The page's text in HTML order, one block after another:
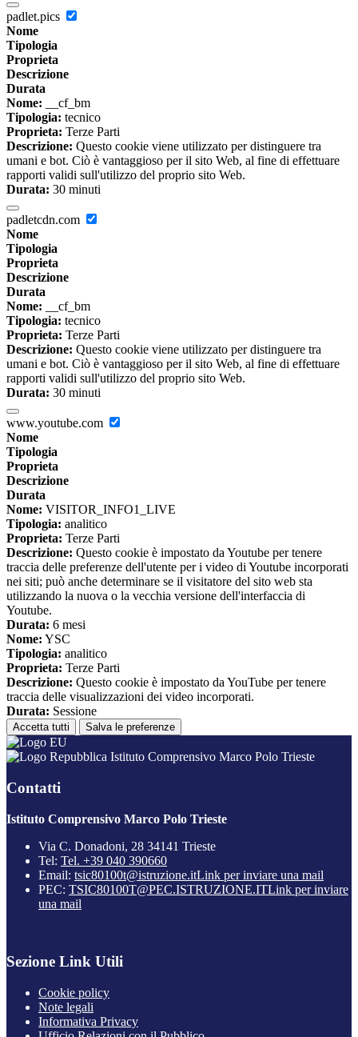
padlet.pics
Nome
Tipologia
Proprieta
Descrizione
Durata
Nome: __cf_bm
Tipologia: tecnico
Proprieta: Terze Parti
Descrizione: Questo cookie viene utilizzato per distinguere tra
umani e bot. Ciò è vantaggioso per il sito Web, al fine di effettuare
rapporti validi sull'utilizzo del proprio sito Web.
Durata: 30 minuti
padletcdn.com
Nome
Tipologia
Proprieta
Descrizione
Durata
Nome: __cf_bm
Tipologia: tecnico
Proprieta: Terze Parti
Descrizione: Questo cookie viene utilizzato per distinguere tra
umani e bot. Ciò è vantaggioso per il sito Web, al fine di effettuare
rapporti validi sull'utilizzo del proprio sito Web.
Durata: 30 minuti
www.youtube.com
Nome
Tipologia
Proprieta
Descrizione
Durata
Nome: VISITOR_INFO1_LIVE
Tipologia: analitico
Proprieta: Terze Parti
Descrizione: Questo cookie è impostato da Youtube per tenere
traccia delle preferenze dell'utente per i video di Youtube incorporati
nei siti; può anche determinare se il visitatore del sito web sta
utilizzando la nuova o la vecchia versione dell'interfaccia di
Youtube.
Durata: 6 mesi
Nome: YSC
Tipologia: analitico
Proprieta: Terze Parti
Descrizione: Questo cookie è impostato da YouTube per tenere
traccia delle visualizzazioni dei video incorporati.
Durata: Sessione
Accetta tutti Salva le preferenze
Istituto Comprensivo Marco Polo Trieste
Contatti
Istituto Comprensivo Marco Polo Trieste
Via C. Donadoni, 28 34141 Trieste
Tel: Tel. +39 040 390660
Email: tsic80100t@istruzione.itLink per inviare una mail
PEC: TSIC80100T@PEC.ISTRUZIONE.ITLink per inviare
una mail
Sezione Link Utili
Cookie policy
Note legali
Informativa Privacy